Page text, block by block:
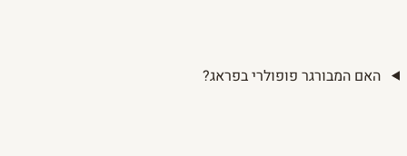
האם המבורגר פופולרי בפראג?